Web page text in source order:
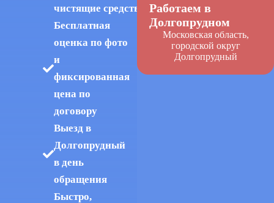
чистящие средства
Бесплатная
оценка по фото
и
фиксированная
цена по
договору
Выезд в
Долгопрудный
в день
обращения
Быстро,
Работаем в
Долгопрудном
Московская область,
городской округ
Долгопрудный